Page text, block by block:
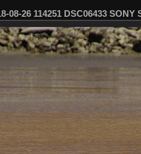
08-26 114251 DSC06433 SONY